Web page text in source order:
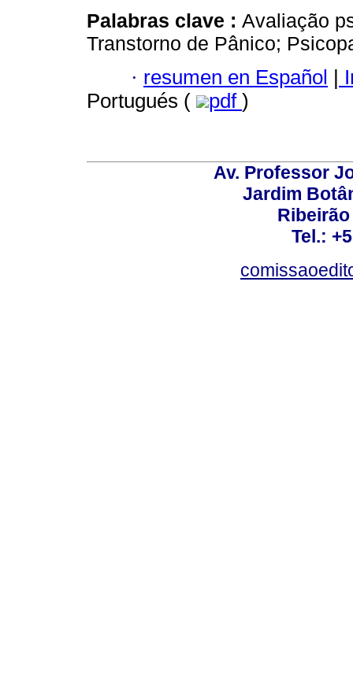
Palabras clave : Avaliação
Transtorno de Pânico;
· resumen en Español |
Portugués (
pdf )
Av. Professor
Jardim
Tel.: